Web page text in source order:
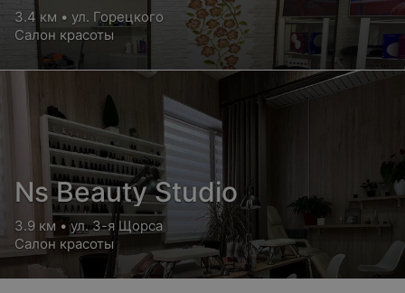
3.4 км • ул. Горецкого
Салон красоты
Ns Beauty Studio
3.9 км • ул. 3-я Щорса
Салон красоты